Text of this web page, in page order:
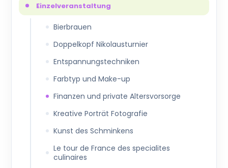
Einzelveranstaltung
Bierbrauen
Doppelkopf Nikolausturnier
Entspannungstechniken
Farbtyp und Make-up
Finanzen und private Altersvorsorge
Kreative Porträt Fotografie
Kunst des Schminkens
Le tour de France des specialites
culinaires